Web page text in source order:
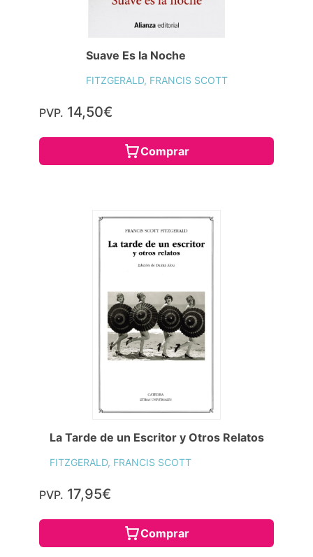
Suave Es la Noche
FITZGERALD, FRANCIS SCOTT
PVP. 14,50€
Comprar
La Tarde de un Escritor y Otros Relatos
FITZGERALD, FRANCIS SCOTT
PVP. 17,95€
Comprar